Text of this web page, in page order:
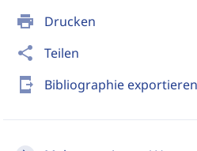
print Drucken
share Teilen
send_to_mobile Bibliographie exportieren